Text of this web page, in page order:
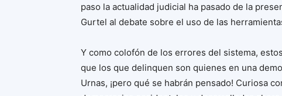
paso la actualidad judicial ha pasado de la
Gurtel al debate sobre el uso de las
Y como colofón de los errores del sistema,
que los que delinquen son quienes en una
Urnas, ¡pero qué se habrán pensado! Curiosa